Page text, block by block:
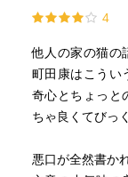
4
他人の家の猫の
町田康はこうい
奇心とちょっと
ちゃ良くてびっ
悪口が全然書か